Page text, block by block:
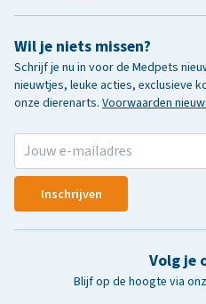
Wil je niets missen?
Schrijf je nu in voor de Medpets
nieuwtjes, leuke acties, exclusieve
onze dierenarts. Voorwaarden
Inschrijven
Volg je
Blijf op de hoogte via